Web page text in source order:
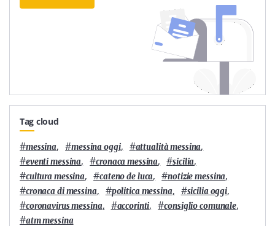
Tag cloud
#messina, #messina oggi, #attualità messina,
#eventi messina, #cronaca messina, #sicilia,
#cultura messina, #cateno de luca, #notizie messina,
#cronaca di messina, #politica messina, #sicilia oggi,
#coronavirus messina, #accorinti, #consiglio comunale,
#atm messina